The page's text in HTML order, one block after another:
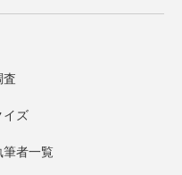
査
イズ
筆者一覧